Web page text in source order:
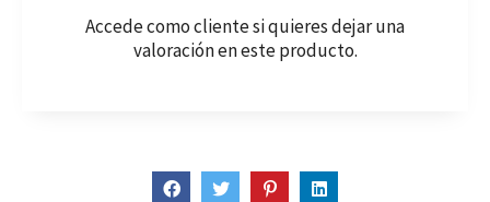
Accede como clientesi quieres dejar una
valoración en este producto.